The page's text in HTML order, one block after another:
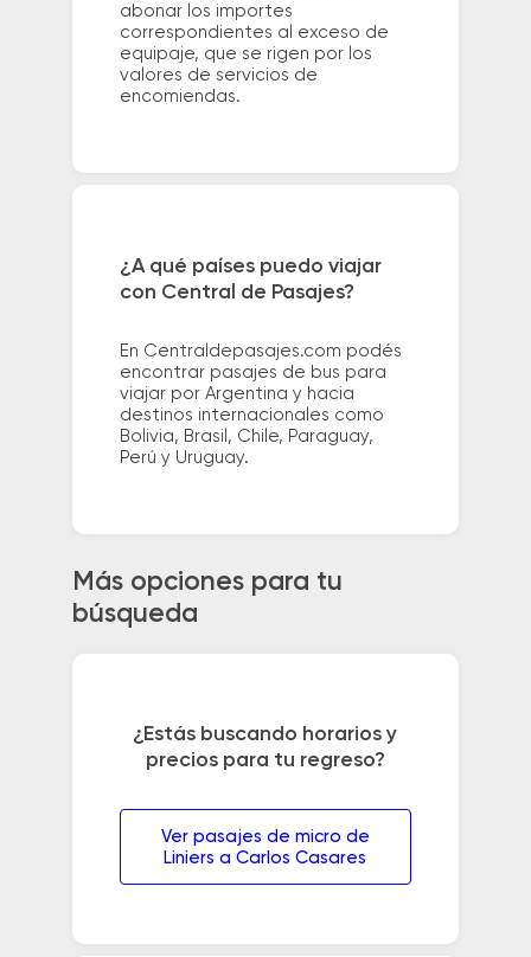
abonar los importes
correspondientes al exceso de
equipaje, que se rigen por los
valores de servicios de
encomiendas.
¿A qué países puedo viajar
con Central de Pasajes?
En Centraldepasajes.com podés
encontrar pasajes de bus para
viajar por Argentina y hacia
destinos internacionales como
Bolivia, Brasil, Chile, Paraguay,
Perú y Uruguay.
Más opciones para tu
búsqueda
¿Estás buscando horarios y
precios para tu regreso?
Ver pasajes de micro de
Liniers a Carlos Casares